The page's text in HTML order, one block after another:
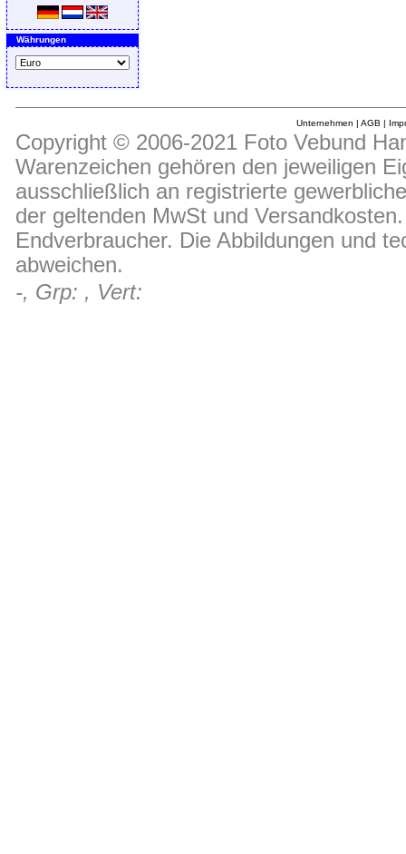
Währungen
Unternehmen | AGB |
Copyright © 2006-2021 Foto Vebund
Warenzeichen gehören den jeweiligen
ausschließlich an registrierte
der geltenden MwSt und
Endverbraucher. Die Abbildungen und
abweichen.
-, Grp: , Vert: